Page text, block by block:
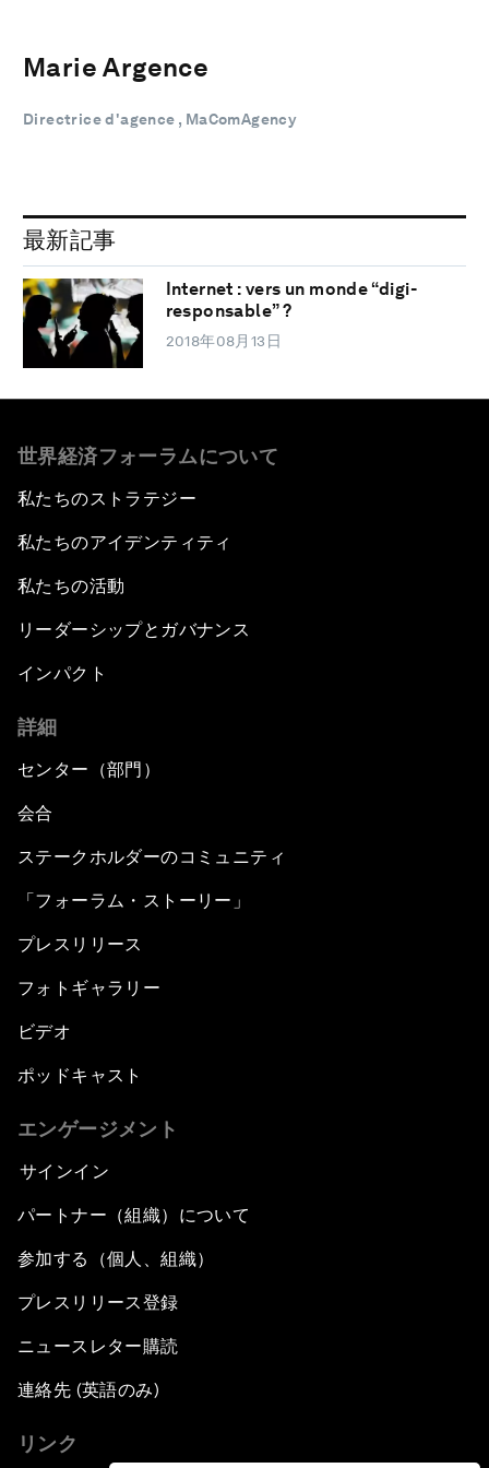
Marie Argence
Directrice d'agence , MaComAgency
最新記事
Internet : vers un monde “digi-
responsable” ?
2018年08月13日
世界経済フォーラムについて
私たちのストラテジー
私たちのアイデンティティ
私たちの活動
リーダーシップとガバナンス
インパクト
詳細
センター（部門）
会合
ステークホルダーのコミュニティ
「フォーラム・ストーリー」
プレスリリース
フォトギャラリー
ビデオ
ポッドキャスト
エンゲージメント
サインイン
パートナー（組織）について
参加する（個人、組織）
プレスリリース登録
ニュースレター購読
連絡先 (英語のみ)
リンク